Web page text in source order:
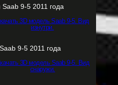
9-5 2011 года
9-5 2011 года